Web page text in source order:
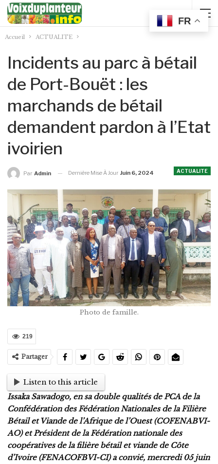
Accueil ACTUALITE
Incidents au parc à bétail
de Port-Bouët : les
marchands de bétail
demandent pardon à l’Etat
ivoirien
ACTUALITE
Par Admin Dernière Mise À Jour Juin 6, 2024
Photo de famille.
219
Partager
Listen to this article
Issaka Sawadogo, en sa double qualités de PCA de la
Confédération des Fédération Nationales de la Filière
Bétail et Viande de l’Afrique de l’Ouest (COFENABVI-
AO) et Président de la Fédération nationale des
coopératives de la filière bétail et viande de Côte
d’Ivoire (FENACOFBVI-CI) a convié, mercredi 05 juin
FR